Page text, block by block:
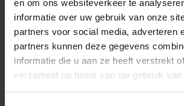
en om ons websiteverkeer te
informatie over uw gebruik van onze
partners voor social media, adverteren
partners kunnen deze gegevens
informatie die u aan ze heeft verstrekt
verzameld op basis van uw gebruik